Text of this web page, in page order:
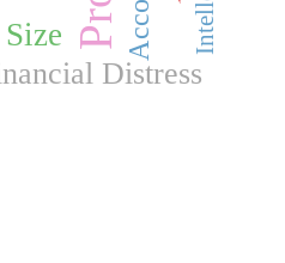
Distress